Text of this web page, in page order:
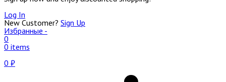
Log In
New Customer? Sign Up
Избранные -
0
0 items
0 ₽